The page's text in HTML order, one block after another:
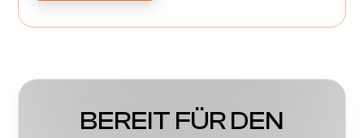
BEREIT FÜR DEN